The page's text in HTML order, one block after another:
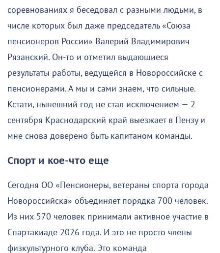
соревнованиях я беседовал с разными людьми, в
числе которых был даже председатель «Союза
пенсионеров России» Валерий Владимирович
Рязанский. Он-то и отметил выдающиеся
результаты работы, ведущейся в Новороссийске с
пенсионерами. А мы и сами знаем, что сильные.
Кстати, нынешний год не стал исключением — 2
сентября Краснодарский край выезжает в Пензу и
мне снова доверено быть капитаном команды.
Спорт и кое-что еще
Сегодня ОО «Пенсионеры, ветераны спорта города
Новороссийска» объединяет порядка 700 человек.
Из них 570 человек принимали активное участие в
Спартакиаде 2026 года. И это не просто члены
физкультурного клуба. Это команда